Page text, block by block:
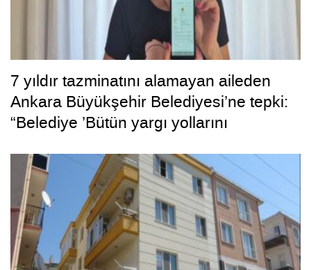
7 yıldır tazminatını alamayan aileden
Ankara Büyükşehir Belediyesi’ne tepki:
“Belediye ’Bütün yargı yollarını